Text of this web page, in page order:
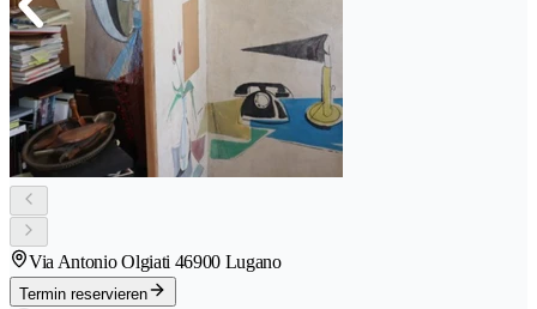
Via Antonio Olgiati 46900 Lugano
Termin reservieren